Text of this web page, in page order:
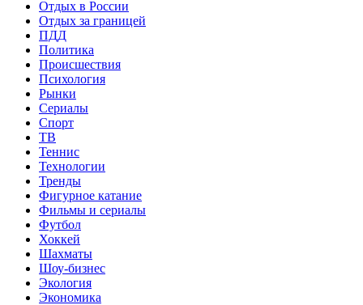
Отдых в России
Отдых за границей
ПДД
Политика
Происшествия
Психология
Рынки
Сериалы
Спорт
ТВ
Теннис
Технологии
Тренды
Фигурное катание
Фильмы и сериалы
Футбол
Хоккей
Шахматы
Шоу-бизнес
Экология
Экономика